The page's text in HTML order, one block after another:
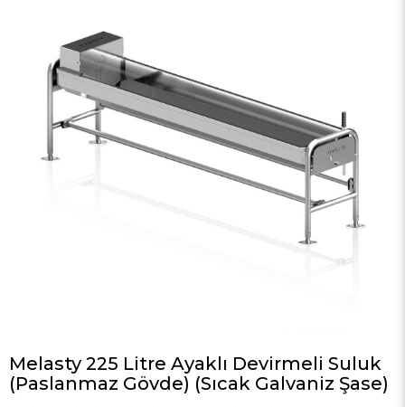
Melasty 225 Litre Ayaklı Devirmeli Suluk
(Paslanmaz Gövde) (Sıcak Galvaniz Şase)